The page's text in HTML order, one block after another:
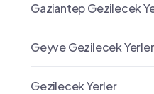
Gaziantep Gezilecek
Geyve Gezilecek Yerler
Gezilecek Yerler